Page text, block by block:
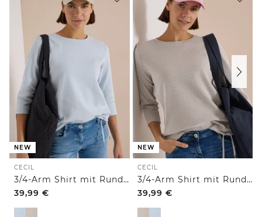
NEW
CECIL
3/4-Arm Shirt mit Rundhals und Struktur
39,99 €
NEW
CECIL
3/4-Arm Shirt mit Rundhals und Struktur
39,99 €